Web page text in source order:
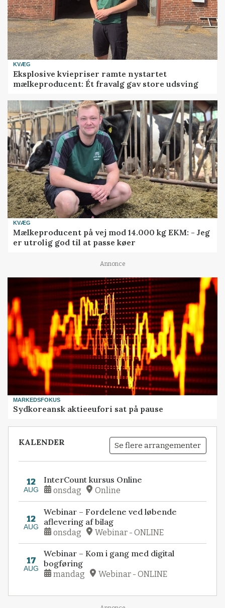
KVÆG
Eksplosive kviepriser ramte nystartet
mælkeproducent: Ét fravalg gav store udsving
KVÆG
Mælkeproducent på vej mod 14.000 kg EKM: - Jeg
er utrolig god til at passe køer
Annonce
MARKEDSFOKUS
Sydkoreansk aktieeufori sat på pause
KALENDER Se flere arrangementer
12
AUG
InterCount kursus Online
onsdag Online
12
AUG
Webinar – Fordelene ved løbende
aflevering af bilag
onsdag Webinar - ONLINE
17
AUG
Webinar – Kom i gang med digital
bogføring
mandag Webinar - ONLINE